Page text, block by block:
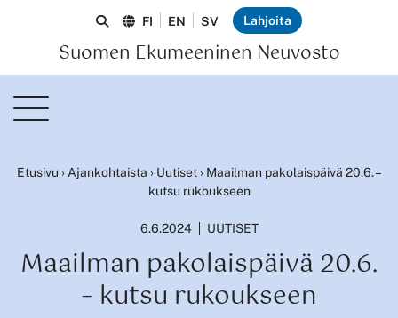
Suomen Ekumeeninen Neuvosto
FI EN SV Lahjoita
Etusivu › Ajankohtaista › Uutiset› Maailman pakolaispäivä 20.6. –
kutsu rukoukseen
6.6.2024 UUTISET
Maailman pakolaispäivä 20.6.
– kutsu rukoukseen